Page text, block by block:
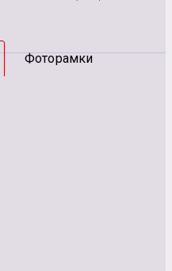
Фоторамки